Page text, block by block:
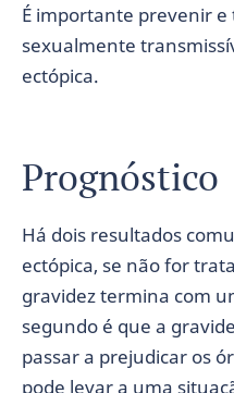
É importante prevenir
sexualmente
ectópica.
Prognóstico
Há dois resultados
ectópica, se não for
gravidez termina com
segundo é que a
passar a prejudicar os
pode levar a uma